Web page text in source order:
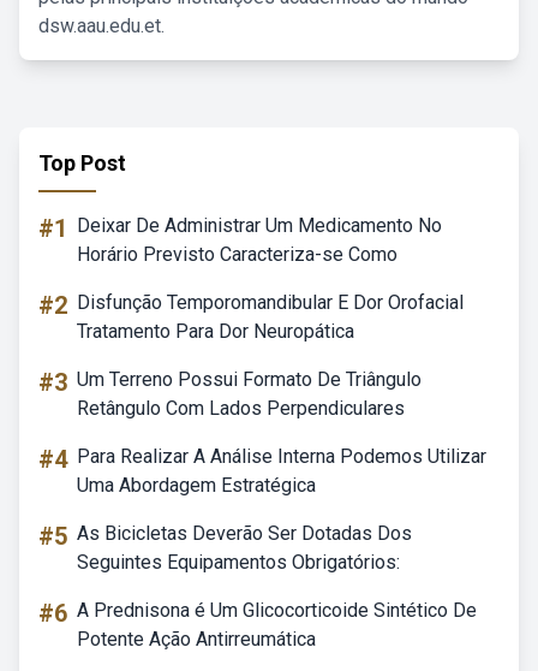
dsw.aau.edu.et.
Top Post
#1
Deixar De Administrar Um Medicamento No
Horário Previsto Caracteriza-se Como
#2 Disfunção Temporomandibular E Dor Orofacial
Tratamento Para Dor Neuropática
#3 Um Terreno Possui Formato De Triângulo
Retângulo Com Lados Perpendiculares
#4 Para Realizar A Análise Interna Podemos Utilizar
Uma Abordagem Estratégica
#5 As Bicicletas Deverão Ser Dotadas Dos
Seguintes Equipamentos Obrigatórios:
#6 A Prednisona é Um Glicocorticoide Sintético De
Potente Ação Antirreumática